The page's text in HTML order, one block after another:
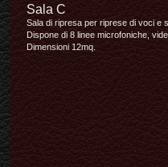
Sala C
Sala di ripresa per riprese di voci e
Dispone di 8 linee microfoniche,
Dimensioni 12mq.